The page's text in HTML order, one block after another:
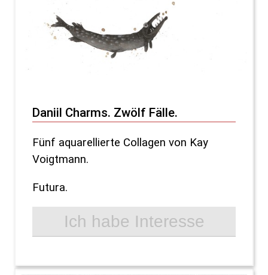
Daniil Charms. Zwölf Fälle.
Fünf aquarellierte Collagen von Kay
Voigtmann.
Futura.